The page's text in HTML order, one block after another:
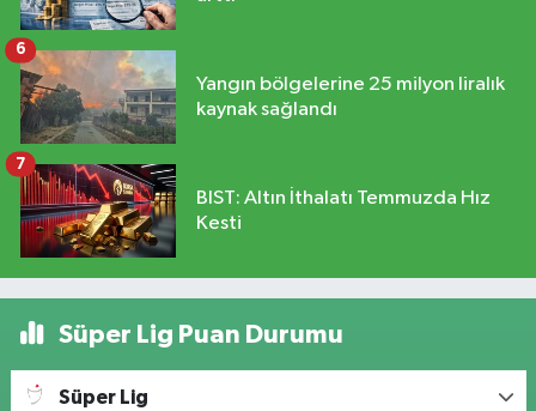
Yangın bölgelerine 25 milyon liralık
kaynak sağlandı
6
BIST: Altın İthalatı Temmuzda Hız
Kesti
7
Süper Lig Puan Durumu
Süper Lig